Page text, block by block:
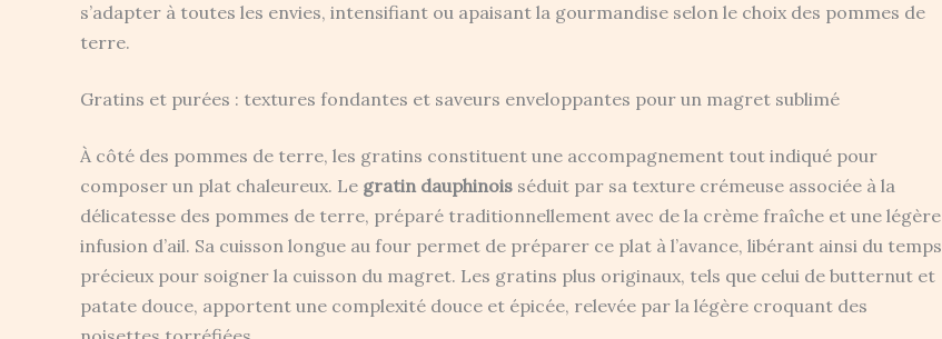
s’adapter à toutes les envies, intensifiant ou apaisant la gourmandise selon le choix des pommes de
terre.
Gratins et purées : textures fondantes et saveurs enveloppantes pour un magret sublimé
À côté des pommes de terre, les gratins constituent une accompagnement tout indiqué pour
composer un plat chaleureux. Le gratin dauphinois séduit par sa texture crémeuse associée à la
délicatesse des pommes de terre, préparé traditionnellement avec de la crème fraîche et une légère
infusion d’ail. Sa cuisson longue au four permet de préparer ce plat à l’avance, libérant ainsi du temps
précieux pour soigner la cuisson du magret. Les gratins plus originaux, tels que celui de butternut et
patate douce, apportent une complexité douce et épicée, relevée par la légère croquant des